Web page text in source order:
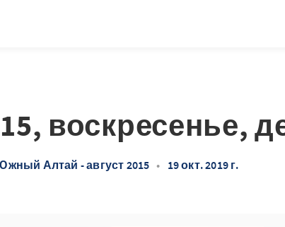
воскресенье,
Алтай - август 2015 • 19 окт. 2019 г.